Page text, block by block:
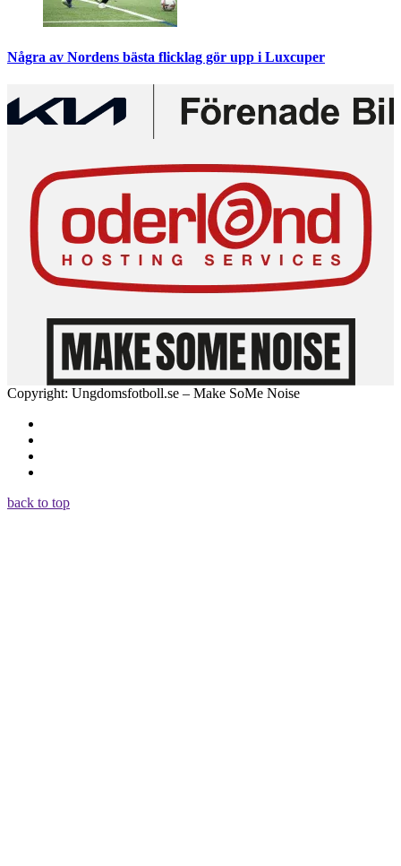
Några av Nordens bästa flicklag gör upp i Luxcuper
Copyright: Ungdomsfotboll.se – Make SoMe Noise
back to top